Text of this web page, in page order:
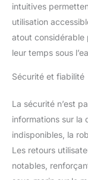
intuitives
utilisation
atout considérable
leur temps sous
Sécurité et fiabilité
La sécurité n’est
informations sur la
indisponibles, la
Les retours
notables,